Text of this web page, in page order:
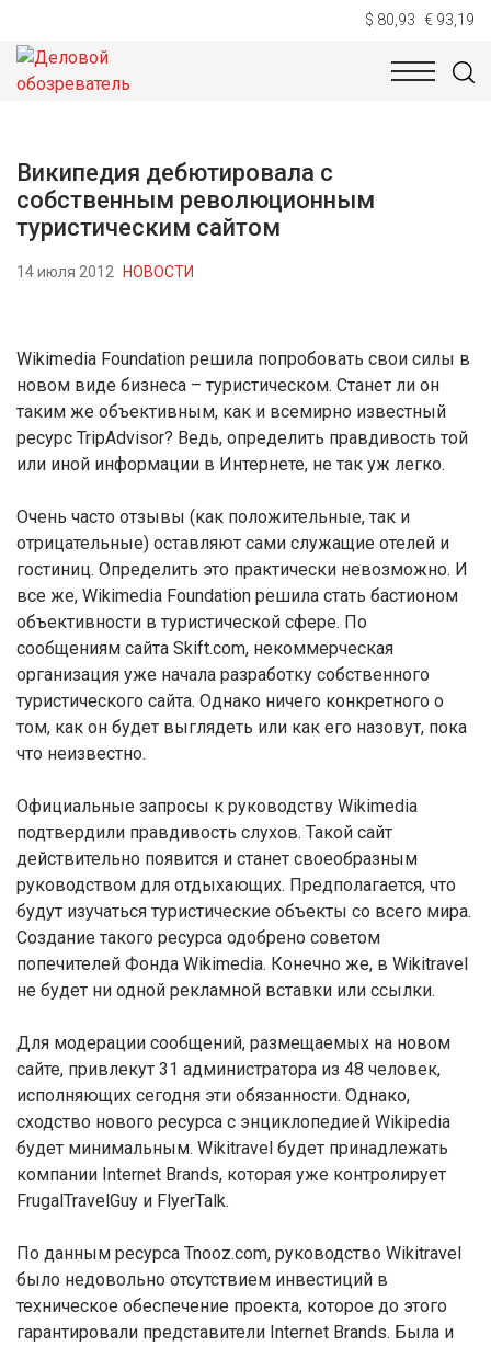
$ 80,93 € 93,19
НОВОСТИ
Википедия дебютировала с
собственным революционным
туристическим сайтом
14 июля 2012 НОВОСТИ
Wikimedia Foundation решила попробовать свои силы в
новом виде бизнеса – туристическом. Станет ли он
таким же объективным, как и всемирно известный
ресурс TripAdvisor? Ведь, определить правдивость той
или иной информации в Интернете, не так уж легко.
Очень часто отзывы (как положительные, так и
отрицательные) оставляют сами служащие отелей и
гостиниц. Определить это практически невозможно. И
все же, Wikimedia Foundation решила стать бастионом
объективности в туристической сфере. По
сообщениям сайта Skift.com, некоммерческая
организация уже начала разработку собственного
туристического сайта. Однако ничего конкретного о
том, как он будет выглядеть или как его назовут, пока
что неизвестно.
Официальные запросы к руководству Wikimedia
подтвердили правдивость слухов. Такой сайт
действительно появится и станет своеобразным
руководством для отдыхающих. Предполагается, что
будут изучаться туристические объекты со всего мира.
Создание такого ресурса одобрено советом
попечителей Фонда Wikimedia. Конечно же, в Wikitravel
не будет ни одной рекламной вставки или ссылки.
Для модерации сообщений, размещаемых на новом
сайте, привлекут 31 администратора из 48 человек,
исполняющих сегодня эти обязанности. Однако,
сходство нового ресурса с энциклопедией Wikipedia
будет минимальным. Wikitravel будет принадлежать
компании Internet Brands, которая уже контролирует
FrugalTravelGuy и FlyerTalk.
По данным ресурса Tnooz.com, руководство Wikitravel
было недовольно отсутствием инвестиций в
техническое обеспечение проекта, которое до этого
гарантировали представители Internet Brands. Была и